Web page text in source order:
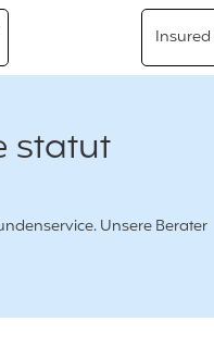
Insured
statut
Unsere Berater